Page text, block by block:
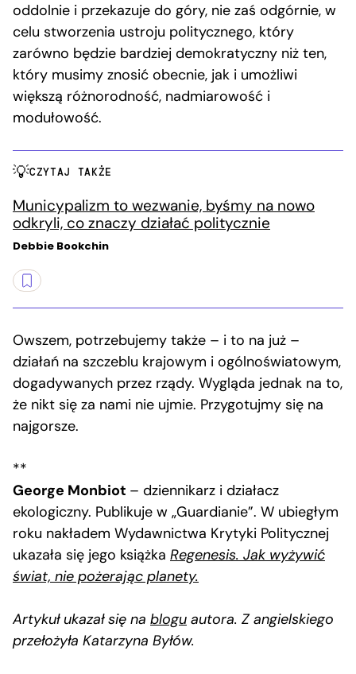
oddolnie i przekazuje do góry, nie zaś odgórnie, w
celu stworzenia ustroju politycznego, który
zarówno będzie bardziej demokratyczny niż ten,
który musimy znosić obecnie, jak i umożliwi
większą różnorodność, nadmiarowość i
modułowość.
CZYTAJ TAKŻE
Municypalizm to wezwanie, byśmy na nowo
odkryli, co znaczy działać politycznie
Debbie Bookchin
Owszem, potrzebujemy także – i to na już –
działań na szczeblu krajowym i ogólnoświatowym,
dogadywanych przez rządy. Wygląda jednak na to,
że nikt się za nami nie ujmie. Przygotujmy się na
najgorsze.
**
George Monbiot – dziennikarz i działacz
ekologiczny. Publikuje w „Guardianie”. W ubiegłym
roku nakładem Wydawnictwa Krytyki Politycznej
ukazała się jego książka Regenesis. Jak wyżywić
świat, nie pożerając planety.
Artykuł ukazał się na blogu autora. Z angielskiego
przełożyła Katarzyna Byłów.